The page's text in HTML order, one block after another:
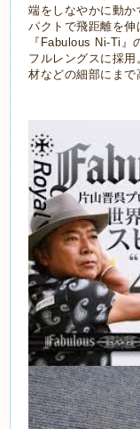
端をしなやかに動
パクトで飛距離を伸
『Fabulous Ni-Ti』
フルレングスに採
材などの細部にまで